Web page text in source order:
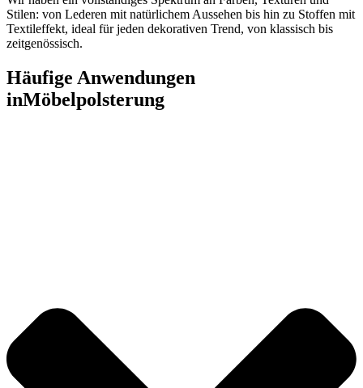
Stilen: von Lederen mit natürlichem Aussehen bis hin zu Stoffen mit
Textileffekt, ideal für jeden dekorativen Trend, von klassisch bis
zeitgenössisch.
Häufige Anwendungen
inMöbelpolsterung